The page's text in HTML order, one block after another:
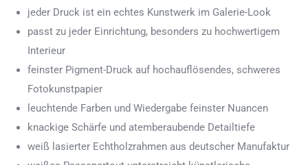
jeder Druck ist ein echtes Kunstwerk im Galerie-Look
passt zu jeder Einrichtung, besonders zu hochwertigem
Interieur
feinster Pigment-Druck auf hochauflösendes, schweres
Fotokunstpapier
leuchtende Farben und Wiedergabe feinster Nuancen
knackige Schärfe und atemberaubende Detailtiefe
weiß lasierter Echtholzrahmen aus deutscher Manufaktur